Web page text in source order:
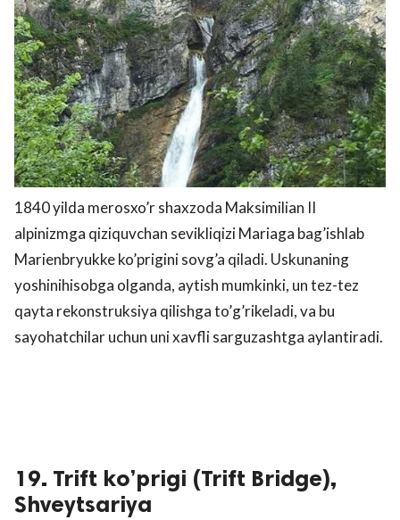
1840 yilda merosxo’r shaxzoda Maksimilian II
alpinizmga qiziquvchan sevikliqizi Mariaga bag’ishlab
Marienbryukke ko’prigini sovg’a qiladi. Uskunaning
yoshinihisobga olganda, aytish mumkinki, un tez-tez
qayta rekonstruksiya qilishga to’g’rikeladi, va bu
sayohatchilar uchun uni xavfli sarguzashtga aylantiradi.
19. Trift ko’prigi (Trift Bridge),
Shveytsariya